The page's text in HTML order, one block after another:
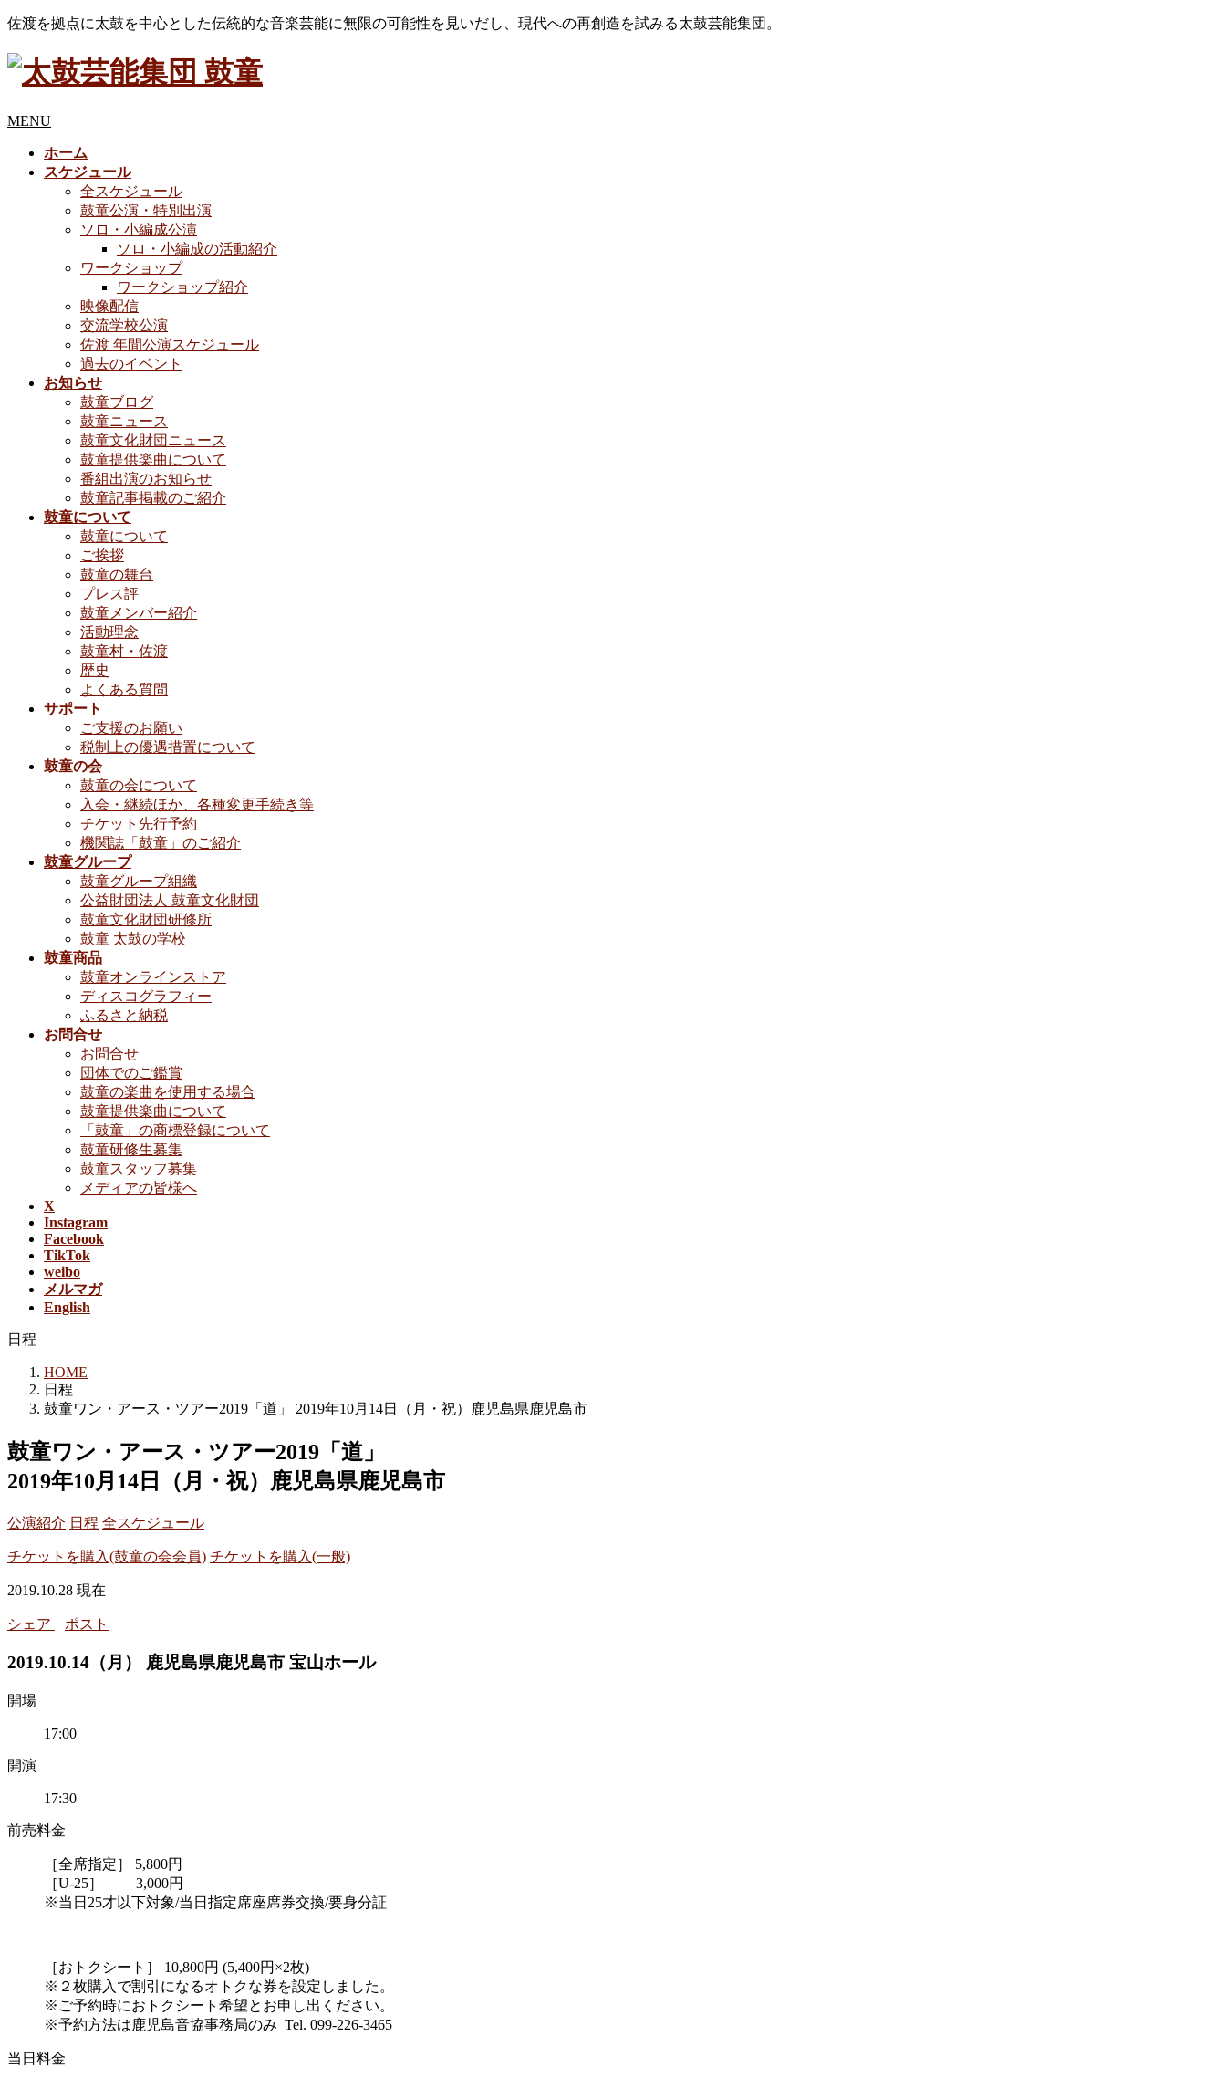
佐渡を拠点に太鼓を中心とした伝統的な音楽芸能に無限の可能性を見いだし、現代への再創造を試みる太鼓芸能集団。
MENU
ホーム
スケジュール
全スケジュール
鼓童公演・特別出演
ソロ・小編成公演
ソロ・小編成の活動紹介
ワークショップ
ワークショップ紹介
映像配信
交流学校公演
佐渡 年間公演スケジュール
過去のイベント
お知らせ
鼓童ブログ
鼓童ニュース
鼓童文化財団ニュース
鼓童提供楽曲について
番組出演のお知らせ
鼓童記事掲載のご紹介
鼓童について
鼓童について
ご挨拶
鼓童の舞台
プレス評
鼓童メンバー紹介
活動理念
鼓童村・佐渡
歴史
よくある質問
サポート
ご支援のお願い
税制上の優遇措置について
鼓童の会
鼓童の会について
入会・継続ほか、各種変更手続き等
チケット先行予約
機関誌「鼓童」のご紹介
鼓童グループ
鼓童グループ組織
公益財団法人 鼓童文化財団
鼓童文化財団研修所
鼓童 太鼓の学校
鼓童商品
鼓童オンラインストア
ディスコグラフィー
ふるさと納税
お問合せ
お問合せ
団体でのご鑑賞
鼓童の楽曲を使用する場合
鼓童提供楽曲について
「鼓童」の商標登録について
鼓童研修生募集
鼓童スタッフ募集
メディアの皆様へ
X
Instagram
Facebook
TikTok
weibo
メルマガ
English
日程
HOME
日程
鼓童ワン・アース・ツアー2019「道」 2019年10月14日（月・祝）鹿児島県鹿児島市
鼓童ワン・アース・ツアー2019「道」
2019年10月14日（月・祝）鹿児島県鹿児島市
公演紹介 日程 全スケジュール
チケットを購入(鼓童の会会員) チケットを購入(一般)
2019.10.28 現在
シェア ポスト
2019.10.14（月） 鹿児島県鹿児島市 宝山ホール
開場
17:00
開演
17:30
前売料金
［全席指定］ 5,800円
［U-25］ 3,000円
※当日25才以下対象/当日指定席座席券交換/要身分証
［おトクシート］ 10,800円 (5,400円×2枚)
※２枚購入で割引になるオトクな券を設定しました。
※ご予約時におトクシート希望とお申し出ください。
※予約方法は鹿児島音協事務局のみ Tel. 099-226-3465
当日料金